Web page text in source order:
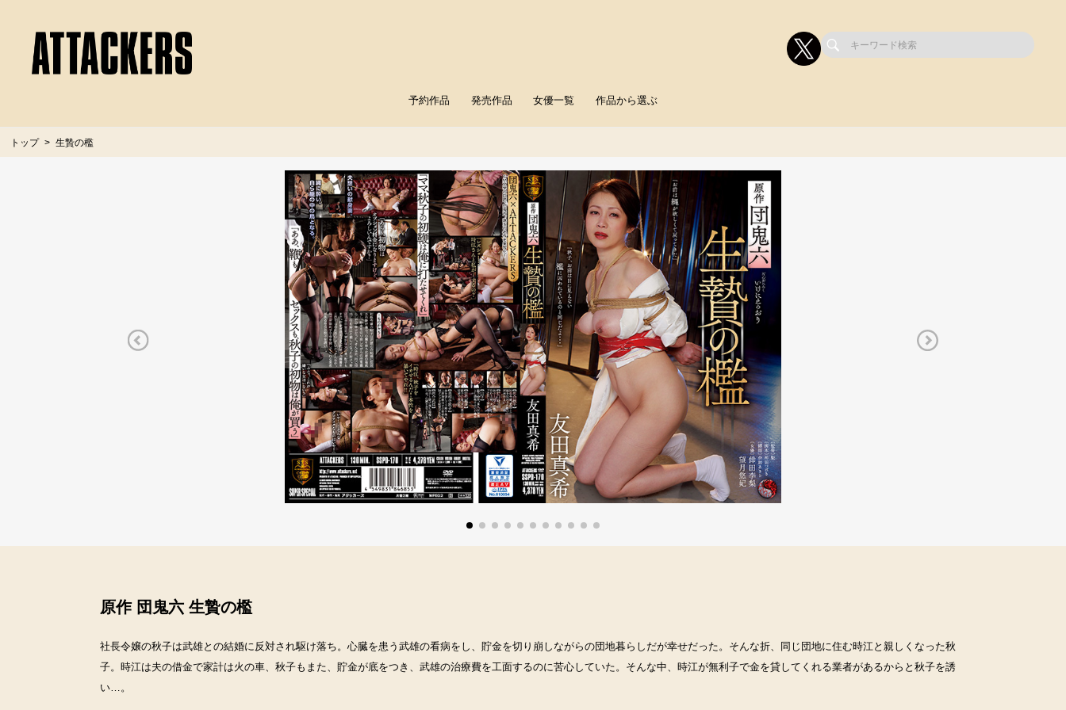
予約作品 発売作品 女優一覧 作品から選ぶ
トップ 生贄の檻
原作 団鬼六 生贄の檻
社長令嬢の秋子は武雄との結婚に反対され駆け落ち。心臓を患う武雄の看病をし、貯金を切り崩しながらの団地暮らしだが幸せだった。そんな折、同じ団地に住む時江と親しくなった秋
子。時江は夫の借金で家計は火の車、秋子もまた、貯金が底をつき、武雄の治療費を工面するのに苦心していた。そんな中、時江が無利子で金を貸してくれる業者があるからと秋子を誘
い…。